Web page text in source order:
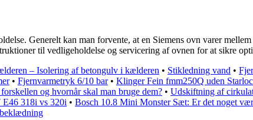
Generelt kan man forvente, at en Siemens ovn varer
til vedligeholdelse og servicering af ovnen for at sikre
– Isolering af betongulv i kælderen • Stikledning vand •
• Fjernvarmetryk 6/10 bar• Klinger Fein fmm250Q uden
og hvornår skal man bruge dem? • Udskiftning af
318i vs 320i • Bosch 10.8 Mini Monster Sæt: Er det noget